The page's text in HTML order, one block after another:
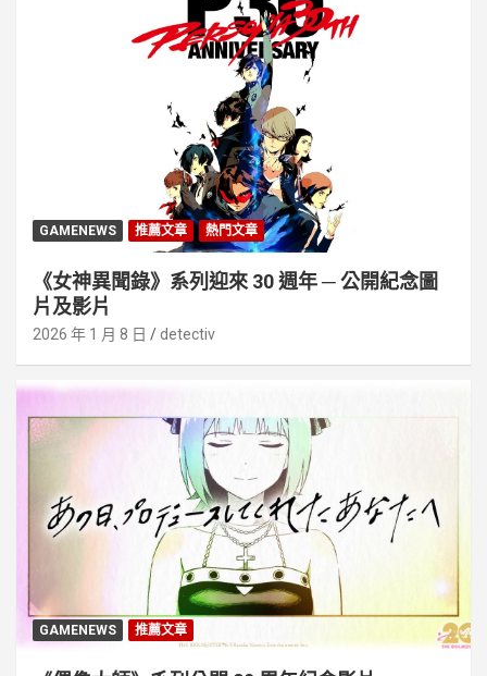
GAMENEWS 推薦文章 熱門文章
《女神異聞錄》系列迎來 30 週年 ─ 公開紀念圖
片及影片
2026 年 1 月 8 日 detectiv
GAMENEWS 推薦文章